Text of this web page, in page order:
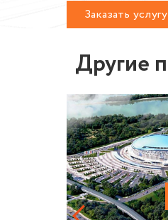
Заказать услугу
Другие